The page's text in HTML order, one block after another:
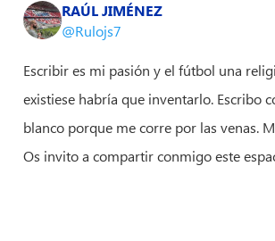
RAÚL JIMÉNEZ
@Rulojs7
Escribir es mi pasión y el fútbol una
existiese habría que inventarlo. Escribo
blanco porque me corre por las venas.
Os invito a compartir conmigo este